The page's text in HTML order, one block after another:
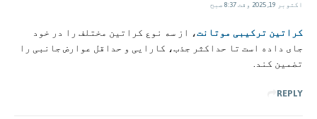
اکتوبر 19, 2025 وقت 8:37 صبح
کراتین ترکیبی موتانت، از سه نوع کراتین مختلف را در خود
جای داده است تا حداکثر جذب، کارایی و حداقل عوارض جانبی را
تضمین کند.
REPLY